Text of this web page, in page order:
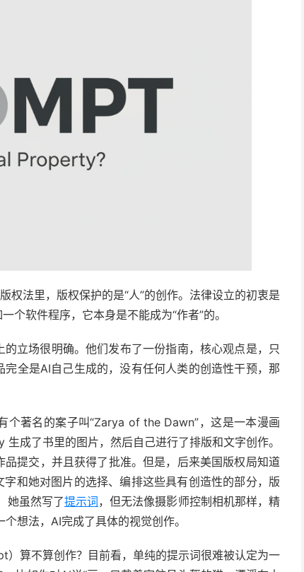
权法里，版权保护的是“人”的创作。法律设立的初衷是
个软件程序，它本身是不能成为“作者”的。
立场很明确。他们发布了一份指南，核心观点是，只
全是AI自己生成的，没有任何人类的创造性干预，那
个著名的案子叫“Zarya of the Dawn”，这是一本漫画
成了书里的图片，然后自己进行了排版和文字创作。
提交，并且获得了批准。但是，后来美国版权局知道
和她对图片的选择、编排这些具有创造性的部分，版
她虽然写了提示词 ，但无法像摄影师控制相机那样，精
想法，AI完成了具体的视觉创作。
算不算创作？目前看，单纯的提示词很难被认定为一